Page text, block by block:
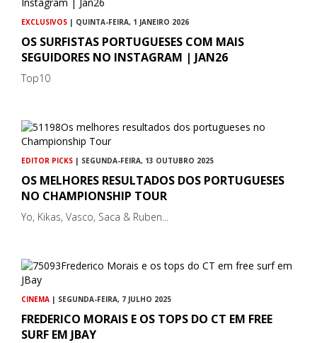
EXCLUSIVOS | QUINTA-FEIRA, 1 JANEIRO 2026
OS SURFISTAS PORTUGUESES COM MAIS
SEGUIDORES NO INSTAGRAM | JAN26
Top10
EDITOR PICKS | SEGUNDA-FEIRA, 13 OUTUBRO 2025
OS MELHORES RESULTADOS DOS PORTUGUESES
NO CHAMPIONSHIP TOUR
Yo, Kikas, Vasco, Saca & Ruben...
CINEMA | SEGUNDA-FEIRA, 7 JULHO 2025
FREDERICO MORAIS E OS TOPS DO CT EM FREE
SURF EM JBAY